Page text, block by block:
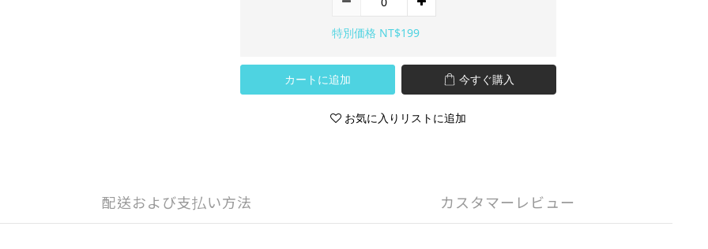
特別価格 NT$199
カートに追加 今すぐ購入
お気に入りリストに追加
配送および支払い方法 カスタマーレビュー